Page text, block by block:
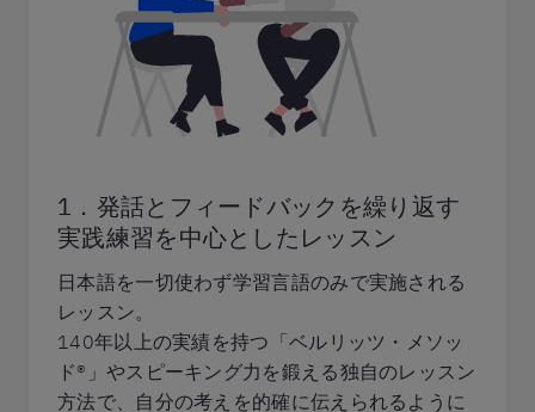
1．発話とフィードバックを繰り返す
実践練習を中心としたレッスン
日本語を一切使わず学習言語のみで実施される
レッスン。
140年以上の実績を持つ「ベルリッツ・メソッ
ド®」やスピーキング力を鍛える独自のレッスン
方法で、自分の考えを的確に伝えられるように